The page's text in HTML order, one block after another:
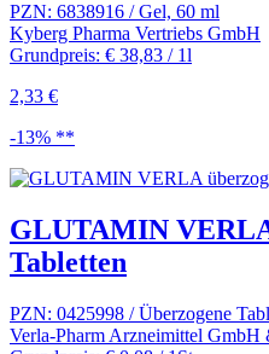
PZN: 6838916 / Gel, 60 ml
Kyberg Pharma Vertriebs GmbH
Grundpreis: € 38,83 / 1l
2,33 €
-13% **
GLUTAMIN
Tabletten
PZN: 0425998 / Überzogene
Verla-Pharm Arzneimittel GmbH